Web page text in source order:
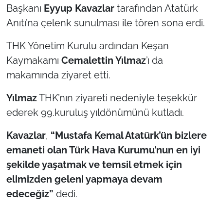
Başkanı Eyyup Kavazlartarafından Atatürk
Anıtı’na çelenk sunulması ile tören sona erdi.
THK Yönetim Kurulu ardından Keşan
Kaymakamı Cemalettin Yılmaz’ı da
makamında ziyaret etti.
YılmazTHK’nın ziyareti nedeniyle teşekkür
ederek 99.kuruluş yıldönümünü kutladı.
Kavazlar, “Mustafa Kemal Atatürk’ün bizlere
emaneti olan Türk Hava Kurumu’nun en iyi
şekilde yaşatmak ve temsil etmek için
elimizden geleni yapmaya devam
edeceğiz” dedi.
TÜRKİYE
Güvenlik
Politika
Flaş Haber
Dış Haberler
Magazin